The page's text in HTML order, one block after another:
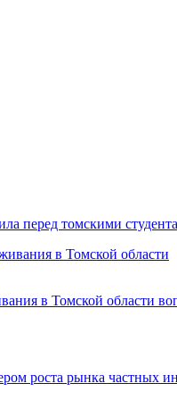
перед томскими
в Томской области
роста рынка частных